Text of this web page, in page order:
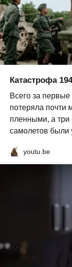
Катастрофа
Всего за
потеряла почти
пленными, а три
самолетов были
youtu.be